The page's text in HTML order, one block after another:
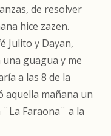
de resolver
hice zazen.
Julito y Dayan,
guagua y me
a las 8 de la
aquella mañana un
Faraona¨ a la